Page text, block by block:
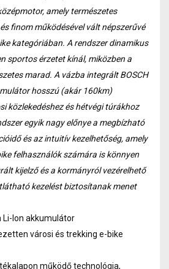
amely természetes
finom működésével vált népszerűvé
kategóriában. A rendszer dinamikus
sportos érzetet kínál, miközben a
marad. A vázba integrált BOSCH
hosszú (akár 160km)
közlekedéshez és hétvégi túrákhoz
egyik nagy előnye a megbízható
és az intuitív kezelhetőség, amely
felhasználók számára is könnyen
kijelző és a kormányról vezérelhető
kezelést biztosítanak menet
Li-Ion akkumulátor
városi és trekking e-bike
működő technológia,